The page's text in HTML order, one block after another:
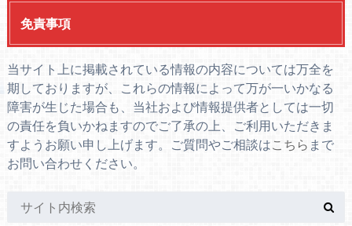
免責事項
当サイト上に掲載されている情報の内容については万全を
期しておりますが、これらの情報によって万が一いかなる
障害が生じた場合も、当社および情報提供者としては一切
の責任を負いかねますのでご了承の上、ご利用いただきま
すようお願い申し上げます。ご質問やご相談はこちら まで
お問い合わせください。